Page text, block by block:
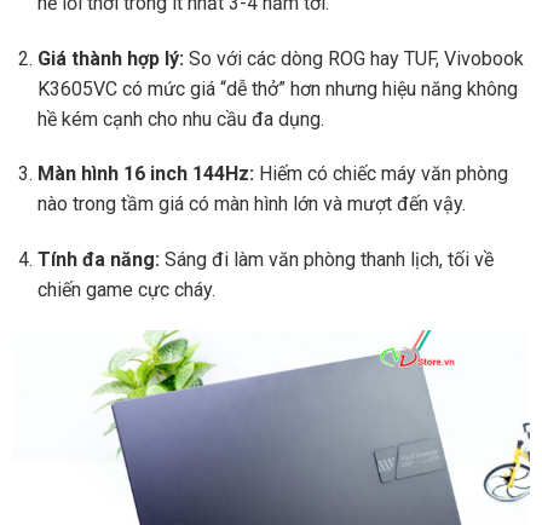
Giá thành hợp lý: So với các dòng ROG hay TUF, Vivobook
K3605VC có mức giá “dễ thở” hơn nhưng hiệu năng không
hề kém cạnh cho nhu cầu đa dụng.
Màn hình 16 inch 144Hz:Hiếm có chiếc máy văn phòng
nào trong tầm giá có màn hình lớn và mượt đến vậy.
Tính đa năng:Sáng đi làm văn phòng thanh lịch, tối về
chiến game cực cháy.